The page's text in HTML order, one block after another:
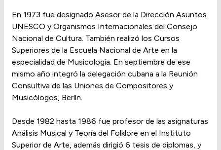
En 1973 fue designado Asesor de la Dirección Asuntos
UNESCO y Organismos Internacionales del Consejo
Nacional de Cultura. También realizó los Cursos
Superiores de la Escuela Nacional de Arte en la
especialidad de Musicología. En septiembre de ese
mismo año integró la delegación cubana a la Reunión
Consultiva de las Uniones de Compositores y
Musicólogos, Berlín.
Desde 1982 hasta 1986 fue profesor de las asignaturas
Análisis Musical y Teoría del Folklore en el Instituto
Superior de Arte, además dirigió 6 tesis de diplomas, y